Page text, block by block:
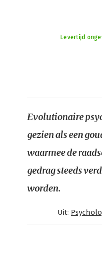
Levertijd
Evolutionaire
gezien als een
waarmee de
gedrag steeds
worden.
Uit: